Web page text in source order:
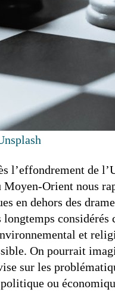
l’effondrement de
Moyen-Orient nous
en dehors des
et
On pourrait
sur les
ou